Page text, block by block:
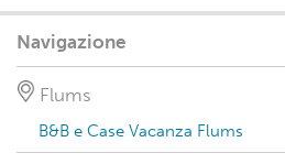
Navigazione
Flums
B&B e Case Vacanza Flums